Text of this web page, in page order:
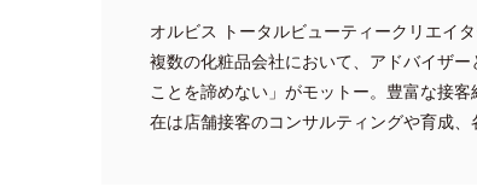
オルビス トータルビューティークリエイタ
複数の化粧品会社において、アドバイザ
ことを諦めない」がモットー。豊富な接
在は店舗接客のコンサルティングや育成